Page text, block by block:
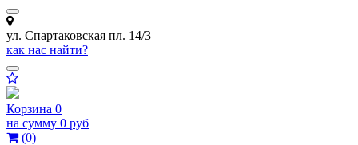
ул. Спартаковская пл. 14/3
как нас найти?
Корзина 0
на сумму 0 руб
(0)